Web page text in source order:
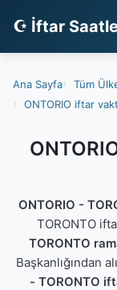
☪ İftar
Ana Sayfa Tüm
ONTORIO iftar
ONTORIO -
TORONTO
TORONTO
Başkanlığından
- TORONTO